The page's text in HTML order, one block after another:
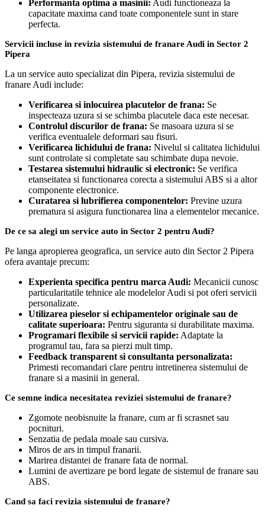
Performanta optima a masinii: Audi functioneaza la
capacitate maxima cand toate componentele sunt in stare
perfecta.
Servicii incluse in revizia sistemului de franare Audi in Sector 2
Pipera
La un service auto specializat din Pipera, revizia sistemului de
franare Audi include:
Verificarea si inlocuirea placutelor de frana: Se
inspecteaza uzura si se schimba placutele daca este necesar.
Controlul discurilor de frana: Se masoara uzura si se
verifica eventualele deformari sau fisuri.
Verificarea lichidului de frana: Nivelul si calitatea lichidului
sunt controlate si completate sau schimbate dupa nevoie.
Testarea sistemului hidraulic si electronic: Se verifica
etanseitatea si functionarea corecta a sistemului ABS si a altor
componente electronice.
Curatarea si lubrifierea componentelor: Previne uzura
prematura si asigura functionarea lina a elementelor mecanice.
De ce sa alegi un service auto in Sector 2 pentru Audi?
Pe langa apropierea geografica, un service auto din Sector 2 Pipera
ofera avantaje precum:
Experienta specifica pentru marca Audi: Mecanicii cunosc
particularitatile tehnice ale modelelor Audi si pot oferi servicii
personalizate.
Utilizarea pieselor si echipamentelor originale sau de
calitate superioara: Pentru siguranta si durabilitate maxima.
Programari flexibile si servicii rapide: Adaptate la
programul tau, fara sa pierzi mult timp.
Feedback transparent si consultanta personalizata:
Primesti recomandari clare pentru intretinerea sistemului de
franare si a masinii in general.
Ce semne indica necesitatea reviziei sistemului de franare?
Zgomote neobisnuite la franare, cum ar fi scrasnet sau
pocnituri.
Senzatia de pedala moale sau cursiva.
Miros de ars in timpul franarii.
Marirea distantei de franare fata de normal.
Lumini de avertizare pe bord legate de sistemul de franare sau
ABS.
Cand sa faci revizia sistemului de franare?